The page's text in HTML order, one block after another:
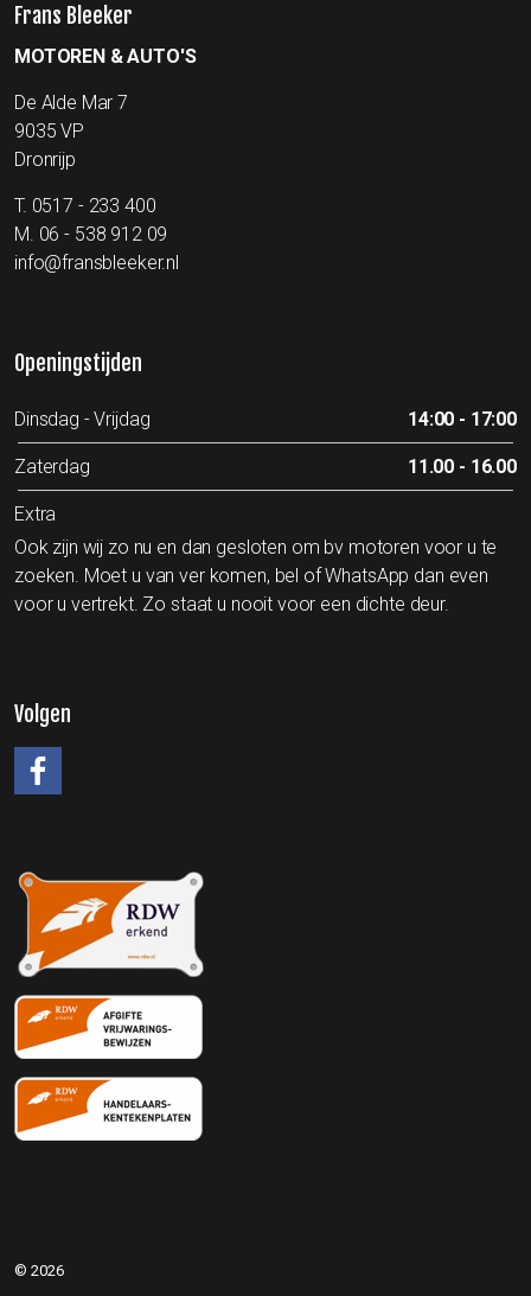
Frans Bleeker
MOTOREN & AUTO'S
De Alde Mar 7
9035 VP
Dronrijp
T. 0517 - 233 400
M. 06 - 538 912 09
info@fransbleeker.nl
Openingstijden
Dinsdag - Vrijdag 14:00 - 17:00
Zaterdag 11.00 - 16.00
Extra
Ook zijn wij zo nu en dan gesloten om bv motoren voor u te
zoeken. Moet u van ver komen, bel of WhatsApp dan even
voor u vertrekt. Zo staat u nooit voor een dichte deur.
Volgen
© 2026